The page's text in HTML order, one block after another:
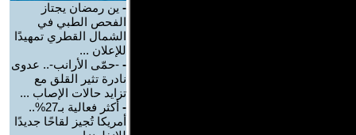
- ين رمضان يجتاز
الفحص الطبي في
الشمال القطري تمهيدًا
للإعلان ...
- -حمّى الأرانب-.. عدوى
نادرة تثير القلق مع
تزايد حالات الإصاب ...
-
أكثر فعالية بـ27%..
أمريكا تُجيز لقاحًا جديدًا